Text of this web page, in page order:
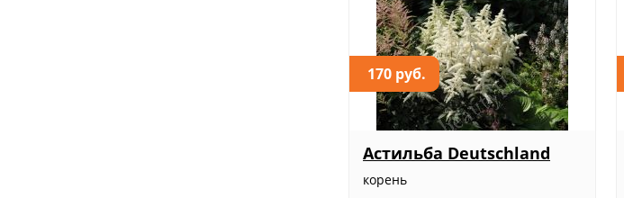
170 руб.
Астильба Deutschland
корень